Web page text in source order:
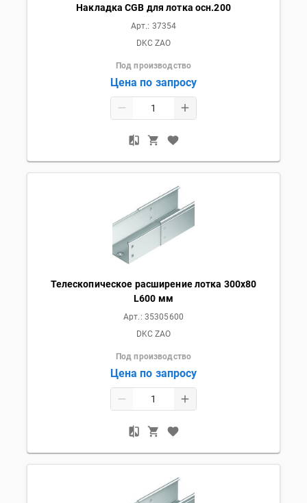
Накладка CGB для лотка осн.200
Арт.: 37354
DKC ZAO
Под производство
Цена по запросу
Телескопическое расширение лотка 300х80
L600 мм
Арт.: 35305600
DKC ZAO
Под производство
Цена по запросу